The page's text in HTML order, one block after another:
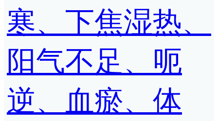
寒、下焦湿热、
阳气不足、呃
逆、血瘀、体